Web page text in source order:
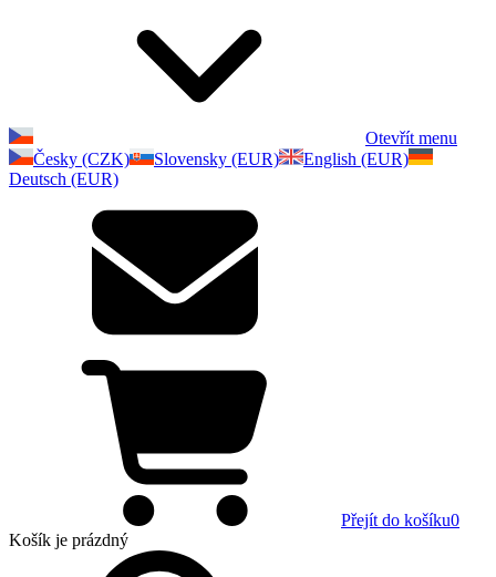
Otevřít menu
Česky (CZK)
Slovensky (EUR)
English (EUR)
Deutsch (EUR)
Přejít do košíku0
Košík je prázdný